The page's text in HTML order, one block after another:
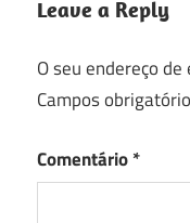
Leave a Reply
O seu endereço
Campos
Comentário*